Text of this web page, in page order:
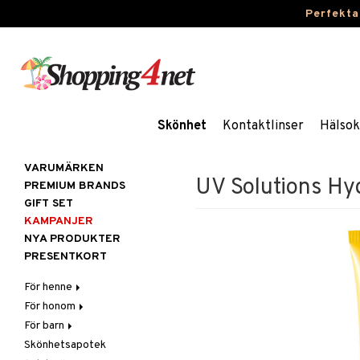
Skönhet Kontaktlinser
UV Solutions
VARUMÄRKEN
PREMIUM BRANDS
GIFT SET
KAMPANJER
NYA PRODUKTER
PRESENTKORT
För henne
Hår
Accessoarer
Balsam
Hudvård
Ansiktscremer
Kosmetika
För honom
Hår
Balsam
Hudvård
För barn
Badprodukter
Skönhetsapotek